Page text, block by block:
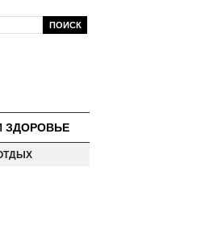
ЗДОРОВЬЕ